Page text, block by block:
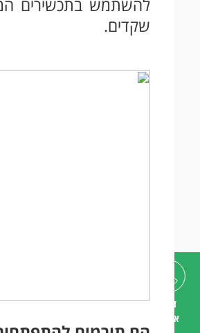
דברו
איתנו
להשתמש בתכשירים
שקדים.